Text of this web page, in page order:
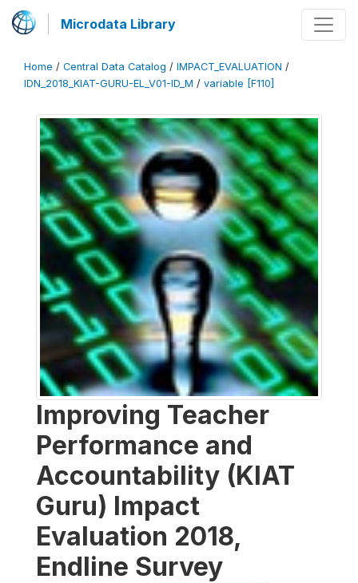
Microdata Library
Home / Central Data Catalog / IMPACT_EVALUATION /
IDN_2018_KIAT-GURU-EL_V01-ID_M / variable [F110]
Improving Teacher
Performance and
Accountability (KIAT
Guru) Impact
Evaluation 2018,
Endline Survey